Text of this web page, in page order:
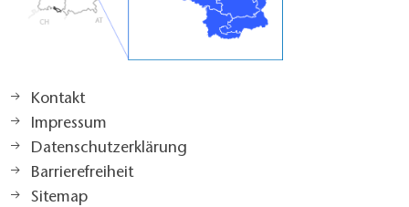
Kontakt
Impressum
Datenschutzerklärung
Barrierefreiheit
Sitemap